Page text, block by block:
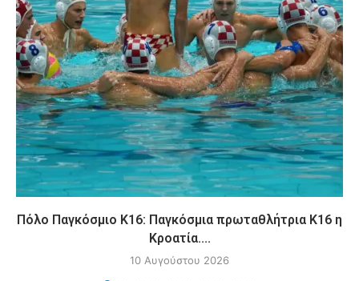
Πόλο Παγκόσμιο Κ16: Παγκόσμια πρωταθλήτρια Κ16 η
Κροατία....
10 Αυγούστου 2026